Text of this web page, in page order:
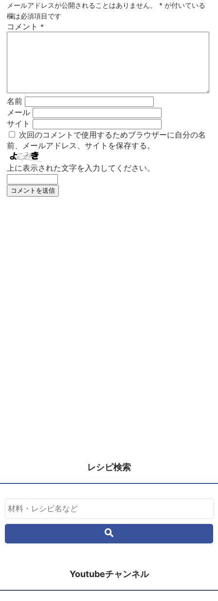
メールアドレスが公開されることはありません。 * が付いている
欄は必須項目です
コメント *
名前
メール
サイト
次回のコメントで使用するためブラウザーに自分の名
前、メールアドレス、サイトを保存する。
上に表示された文字を入力してください。
レシピ検索
Youtubeチャンネル